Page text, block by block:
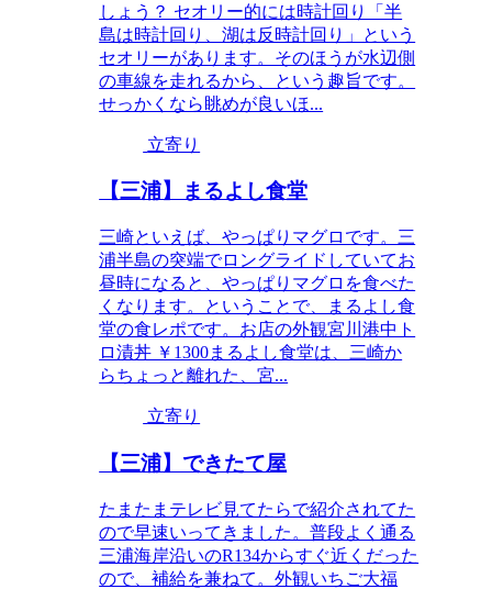
しょう？ セオリー的には時計回り「半
島は時計回り、湖は反時計回り」という
セオリーがあります。そのほうが水辺側
の車線を走れるから、という趣旨です。
せっかくなら眺めが良いほ...
立寄り
【三浦】まるよし食堂
三崎といえば、やっぱりマグロです。三
浦半島の突端でロングライドしていてお
昼時になると、やっぱりマグロを食べた
くなります。ということで、まるよし食
堂の食レポです。お店の外観宮川港中ト
ロ漬丼 ￥1300まるよし食堂は、三崎か
らちょっと離れた、宮...
立寄り
【三浦】できたて屋
たまたまテレビ見てたらで紹介されてた
ので早速いってきました。普段よく通る
三浦海岸沿いのR134からすぐ近くだった
ので、補給を兼ねて。外観いちご大福